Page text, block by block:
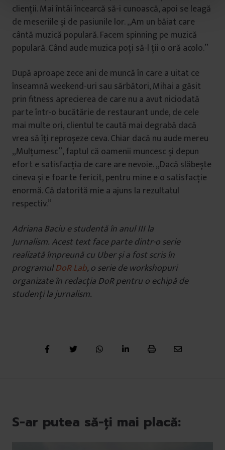
clienții. Mai întâi încearcă să-i cunoască, apoi se leagă
de meseriile și de pasiunile lor. „Am un băiat care
cântă muzică populară. Facem spinning pe muzică
populară. Când aude muzica poți să-l ții o oră acolo.”
După aproape zece ani de muncă în care a uitat ce
înseamnă weekend-uri sau sărbători, Mihai a găsit
prin fitness aprecierea de care nu a avut niciodată
parte într-o bucătărie de restaurant unde, de cele
mai multe ori, clientul te caută mai degrabă dacă
vrea să îți reproșeze ceva. Chiar dacă nu aude mereu
„Mulțumesc”, faptul că oamenii muncesc și depun
efort e satisfacția de care are nevoie. „Dacă slăbește
cineva și e foarte fericit, pentru mine e o satisfacție
enormă. Că datorită mie a ajuns la rezultatul
respectiv.”
Adriana Baciu e studentă în anul III la
Jurnalism. Acest text face parte dintr-o serie
realizată împreună cu Uber și a fost scris în
programul DoR Lab, o serie de workshopuri
organizate în redacția DoR pentru o echipă de
studenți la jurnalism.
S-ar putea să-ți mai placă: